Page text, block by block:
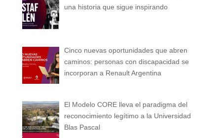
una historia que sigue inspirando
Cinco nuevas oportunidades que abren
caminos: personas con discapacidad se
incorporan a Renault Argentina
El Modelo CORE lleva el paradigma del
reconocimiento legítimo a la Universidad
Blas Pascal